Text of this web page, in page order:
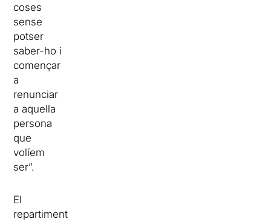
coses
sense
potser
saber-ho i
començar
a
renunciar
a aquella
persona
que
volíem
ser”.
El
repartiment